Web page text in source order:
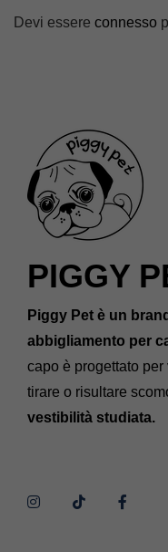
Devi essere connesso
PIGGY
Piggy Pet è un
abbigliamento per
capo è progettato
tirare o risultare
vestibilità studiata.